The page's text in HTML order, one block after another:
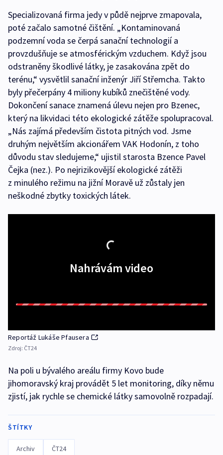
Specializovaná firma jedy v půdě nejprve zmapovala,
poté začalo samotné čištění. „Kontaminovaná
podzemní voda se čerpá sanační technologií a
provzdušňuje se atmosférickým vzduchem. Když jsou
odstraněny škodlivé látky, je zasakována zpět do
terénu,“ vysvětlil sanační inženýr Jiří Střemcha. Takto
byly přečerpány 4 miliony kubíků znečištěné vody.
Dokončení sanace znamená úlevu nejen pro Bzenec,
který na likvidaci této ekologické zátěže spolupracoval.
„Nás zajímá především čistota pitných vod. Jsme
druhým největším akcionářem VAK Hodonín, z toho
důvodu stav sledujeme,“ ujistil starosta Bzence Pavel
Čejka (nez.). Po nejrizikovější ekologické zátěži
z minulého režimu na jižní Moravě už zůstaly jen
neškodné zbytky toxických látek.
Nahrávám video
Reportáž Lukáše Pfausera
Zdroj: ČT24
Na poli u bývalého areálu firmy Kovo bude
jihomoravský kraj provádět 5 let monitoring, díky němu
zjistí, jak rychle se chemické látky samovolně rozpadají.
ŠTÍTKY
Archiv ČT24